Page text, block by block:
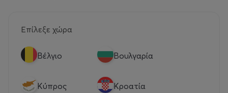
Επίλεξε χώρα
Βέλγιο Βουλγαρία
Κύπρος Κροατία